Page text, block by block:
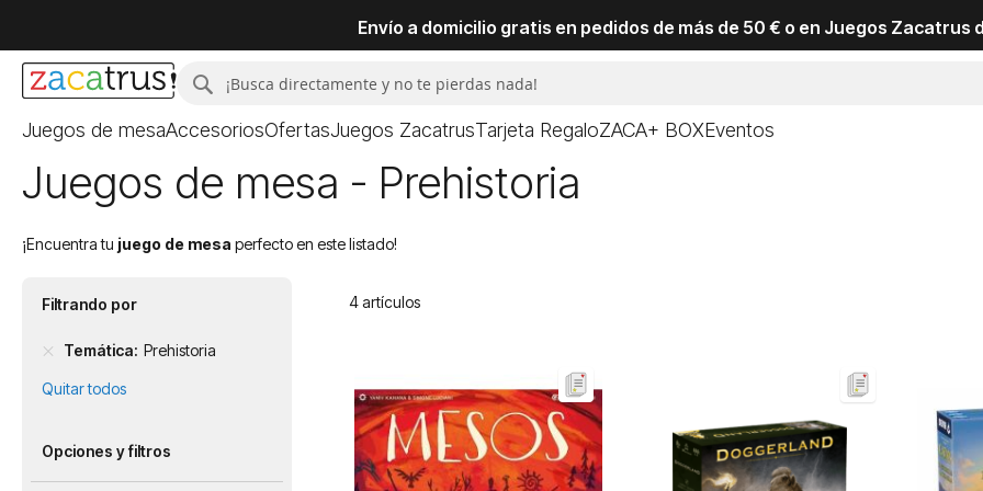
Envío a domicilio gratis en pedidos de más de 50 € o en Juegos Zacatrus
Buscar
Juegos de mesaAccesoriosOfertasJuegos ZacatrusTarjeta RegaloZACA+ BOXEventos
Juegos de mesa - Prehistoria
¡Encuentra tu juego de mesa perfecto en este listado!
4artículos
Filtrando por
Temática Prehistoria
Quitar todos
Opciones y filtros